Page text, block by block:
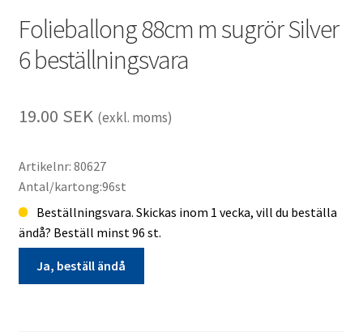
Folieballong 88cm m sugrör Silver
6 beställningsvara
19.00 SEK (exkl. moms)
Artikelnr: 80627
Antal/kartong:96st
Beställningsvara. Skickas inom 1 vecka, vill du beställa
ändå? Beställ minst 96 st.
Ja, beställ ändå